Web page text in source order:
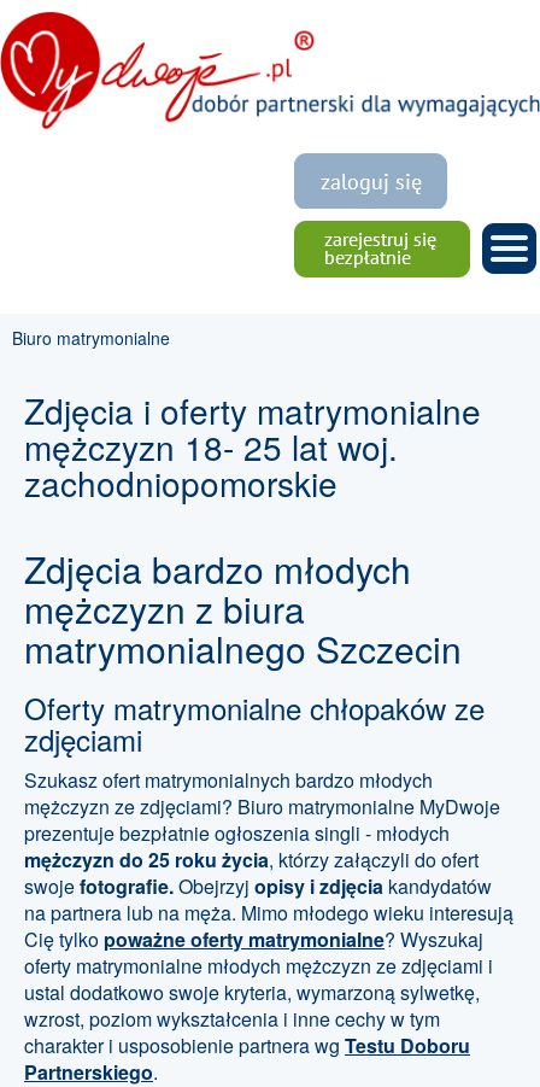
Biuro matrymonialne
Zdjęcia i oferty matrymonialne
mężczyzn 18- 25 lat woj.
zachodniopomorskie
Zdjęcia bardzo młodych
mężczyzn z biura
matrymonialnego Szczecin
Oferty matrymonialne chłopaków ze
zdjęciami
Szukasz ofert matrymonialnych bardzo młodych
mężczyzn ze zdjęciami? Biuro matrymonialne MyDwoje
prezentuje bezpłatnie ogłoszenia singli - młodych
mężczyzn do 25 roku życia, którzy załączyli do ofert
swojefotografie.Obejrzyj opisy i zdjęcia kandydatów
na partnera lub na męża. Mimo młodego wieku interesują
Cię tylko poważne oferty matrymonialne? Wyszukaj
oferty matrymonialne młodych mężczyzn ze zdjęciami i
ustal dodatkowo swoje kryteria, wymarzoną sylwetkę,
wzrost, poziom wykształcenia i inne cechy w tym
charakter i usposobienie partnera wg Testu Doboru
Partnerskiego.